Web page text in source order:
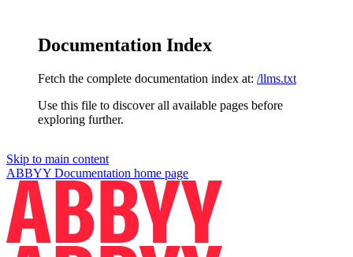
Documentation Index
Fetch the complete documentation index at: /llms.txt
Use this file to discover all available pages before
exploring further.
Skip to main content
ABBYY Documentation home page